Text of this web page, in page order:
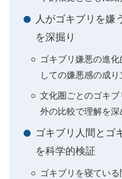
人がゴキブリを嫌
を深掘り
ゴキブリ嫌悪の進
しての嫌悪感の成
文化圏ごとのゴキ
外の比較で理解を深
ゴキブリ人間とゴ
を科学的検証
ゴキブリを寝てい